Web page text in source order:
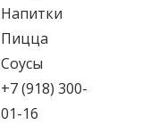
Напитки
Пицца
Соусы
+7 (918) 300-
01-16